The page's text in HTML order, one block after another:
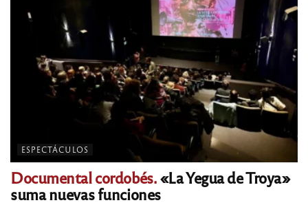
ESPECTÁCULOS
Documental cordobés.«La Yegua de Troya»
suma nuevas funciones